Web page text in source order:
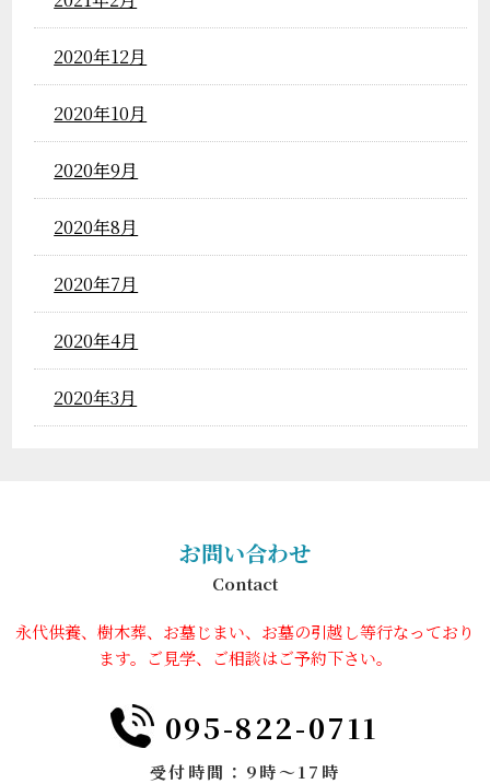
2020年12月
2020年10月
2020年9月
2020年8月
2020年7月
2020年4月
2020年3月
お問い合わせ
Contact
永代供養、樹木葬、お墓じまい、お墓の引越し等行なっており
ます。ご見学、ご相談はご予約下さい。
095-822-0711
受付時間：9時～17時